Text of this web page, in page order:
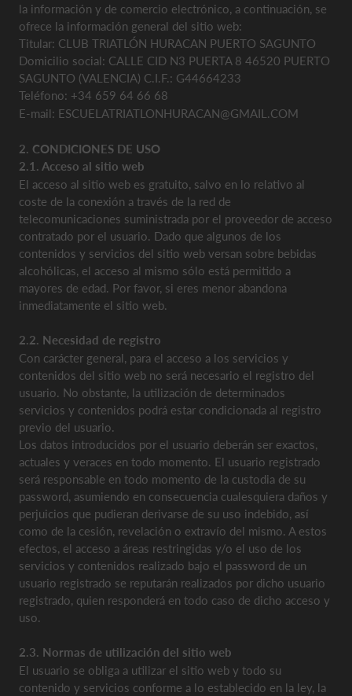
la información y de comercio electrónico, a continuación, se
ofrece la información general del sitio web:
Titular: CLUB TRIATLÓN HURACAN PUERTO SAGUNTO
Domicilio social: CALLE CID N3 PUERTA 8 46520 PUERTO
SAGUNTO (VALENCIA) C.I.F.: G44664233
Teléfono: +34 659 64 66 68
E-mail: ESCUELATRIATLONHURACAN@GMAIL.COM
2. CONDICIONES DE USO
2.1. Acceso al sitio web
El acceso al sitio web es gratuito, salvo en lo relativo al
coste de la conexión a través de la red de
telecomunicaciones suministrada por el proveedor de acceso
contratado por el usuario. Dado que algunos de los
contenidos y servicios del sitio web versan sobre bebidas
alcohólicas, el acceso al mismo sólo está permitido a
mayores de edad. Por favor, si eres menor abandona
inmediatamente el sitio web.
2.2. Necesidad de registro
Con carácter general, para el acceso a los servicios y
contenidos del sitio web no será necesario el registro del
usuario. No obstante, la utilización de determinados
servicios y contenidos podrá estar condicionada al registro
previo del usuario.
Los datos introducidos por el usuario deberán ser exactos,
actuales y veraces en todo momento. El usuario registrado
será responsable en todo momento de la custodia de su
password, asumiendo en consecuencia cualesquiera daños y
perjuicios que pudieran derivarse de su uso indebido, así
como de la cesión, revelación o extravío del mismo. A estos
efectos, el acceso a áreas restringidas y/o el uso de los
servicios y contenidos realizado bajo el password de un
usuario registrado se reputarán realizados por dicho usuario
registrado, quien responderá en todo caso de dicho acceso y
uso.
2.3. Normas de utilización del sitio web
El usuario se obliga a utilizar el sitio web y todo su
contenido y servicios conforme a lo establecido en la ley, la